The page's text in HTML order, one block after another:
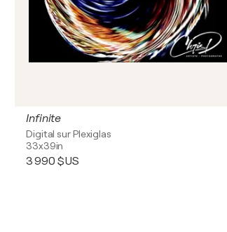
Infinite
Digital sur Plexiglas
33x39in
3 990 $US